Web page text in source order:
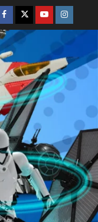
Facebook
TwitterYoutube